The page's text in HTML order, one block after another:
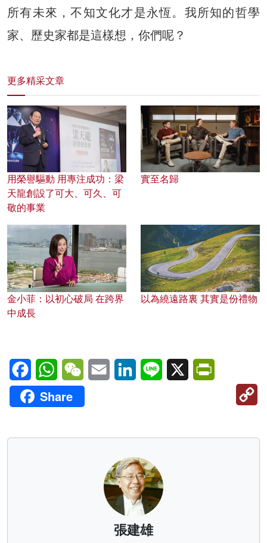
所有未來，不知文化才是永恆。我所知的哲學
家、歷史家都是這樣想，你們呢？
更多精采文章
用榮譽驅動 用專注成功：梁
天龍創設了可大、可久、可
敬的事業
實至名歸
金小菲：以初心破局 在跨界
中成長
以為繞遠路裏 其實是份禮物
FacebookWhatsAppWeChatEmail LinkedInLine X
Share
張建雄